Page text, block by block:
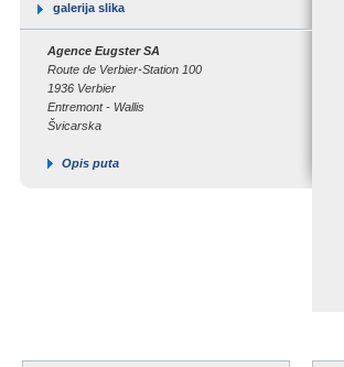
galerija slika
Agence Eugster SA
Route de Verbier-Station 100
1936 Verbier
Entremont - Wallis
Švicarska
Opis puta